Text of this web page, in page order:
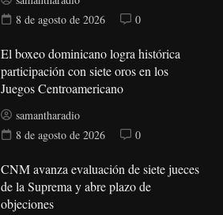
8 de agosto de 2026
0
El boxeo dominicano logra histórica
participación con siete oros en los
Juegos Centroamericano
samantharadio
8 de agosto de 2026
0
CNM avanza evaluación de siete jueces
de la Suprema y abre plazo de
objeciones